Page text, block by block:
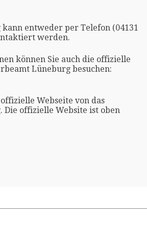
entweder per Telefon (04131
werden.
können Sie auch die offizielle
Lüneburg besuchen:
Webseite von das
Die offizielle Website ist oben